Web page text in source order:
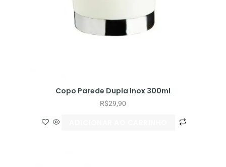
Copo Parede Dupla Inox 300ml
R$29,90